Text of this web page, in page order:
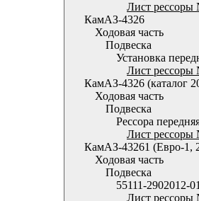
Лист рессоры
КамАЗ-4326
Ходовая часть
Подвеска
Установка
Лист рессоры
КамАЗ-4326 (каталог
Ходовая часть
Подвеска
Рессора
Лист рессоры
КамАЗ-43261 (Евро-1,
Ходовая часть
Подвеска
55111-2902012-
Лист рессоры